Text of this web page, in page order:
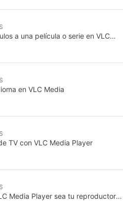
a una película o serie en VLC
en VLC Media
TV con VLC Media Player
Media Player sea tu reproductor